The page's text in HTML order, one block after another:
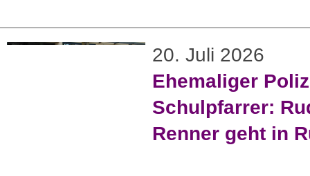
20. Juli 2026
Ehemaliger
Schulpfarrer:
Renner geht in